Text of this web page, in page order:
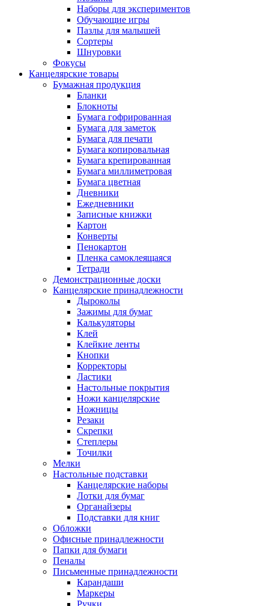
Наборы для экспериментов
Обучающие игры
Пазлы для малышей
Сортеры
Шнуровки
Фокусы
Канцелярские товары
Бумажная продукция
Бланки
Блокноты
Бумага гофрированная
Бумага для заметок
Бумага для печати
Бумага копировальная
Бумага крепированная
Бумага миллиметровая
Бумага цветная
Дневники
Ежедневники
Записные книжки
Картон
Конверты
Пенокартон
Пленка самоклеящаяся
Тетради
Демонстрационные доски
Канцелярские принадлежности
Дыроколы
Зажимы для бумаг
Калькуляторы
Клей
Клейкие ленты
Кнопки
Корректоры
Ластики
Настольные покрытия
Ножи канцелярские
Ножницы
Резаки
Скрепки
Степлеры
Точилки
Мелки
Настольные подставки
Канцелярские наборы
Лотки для бумаг
Органайзеры
Подставки для книг
Обложки
Офисные принадлежности
Папки для бумаги
Пеналы
Письменные принадлежности
Карандаши
Маркеры
Ручки